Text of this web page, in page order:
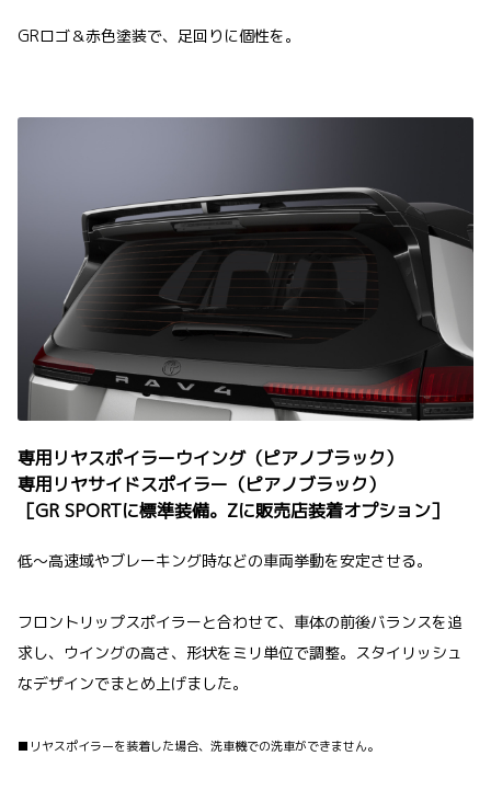
GRロゴ＆赤色塗装で、足回りに個性を。
専用リヤスポイラーウイング（ピアノブラック）
専用リヤサイドスポイラー（ピアノブラック）
［GR SPORTに標準装備。Zに販売店装着オプション］
低～高速域やブレーキング時などの車両挙動を安定させる。
フロントリップスポイラーと合わせて、車体の前後バランスを追
求し、ウイングの高さ、形状をミリ単位で調整。スタイリッシュ
なデザインでまとめ上げました。
■リヤスポイラーを装着した場合、洗車機での洗車ができません。